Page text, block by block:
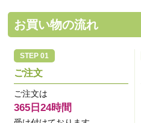
お買い物の流れ
ご注文
ご注文は
365日24時間